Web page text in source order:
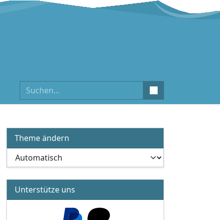
Suchen
Theme ändern
Unterstütze uns